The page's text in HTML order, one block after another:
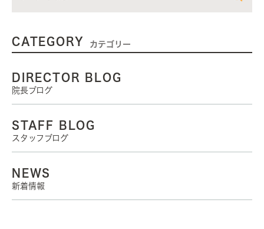
CATEGORY カテゴリー
DIRECTOR BLOG
院長ブログ
STAFF BLOG
スタッフブログ
NEWS
新着情報